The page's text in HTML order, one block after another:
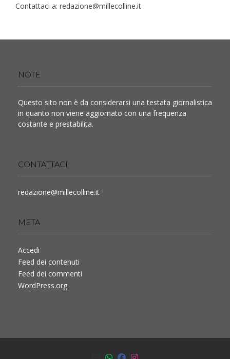
Contattaci a: redazione@millecolline.it
NOTE
Questo sito non è da considerarsi una testata giornalistica
in quanto non viene aggiornato con una frequenza
costante e prestabilita.
CONTATTACI
redazione@millecolline.it
META
Accedi
Feed dei contenuti
Feed dei commenti
WordPress.org